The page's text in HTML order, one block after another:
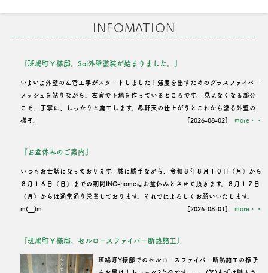
INFOMATION
『斑鳩町Ｙ様邸。Soi外壁塗装が始まりました。』
いよいよ外壁の左官工事がスタートしました！強度を出すためのグラスファイバー
メッシュを貼りながら、左官で下地を作っているところです。 見えなくなる部分
こそ、丁寧に、しっかりと施工します。💪軒天の仕上がりとこれから塗る外壁の
様子。 [2026-08-02] more・・
『お盆休みのご案内』
いつもお世話になっております。誠に勝手ながら、令和８年８月１０日（月）から
８月１６日（日）までの期間ING-homeはお盆休みとさせて頂きます。８月１７日
（月）からは通常通り営業しております。それではよろしくお願いいたします。
m(__)m [2026-08-01] more・・
『斑鳩町Ｙ様邸。セルロースファイバー断熱施工』
班鳩町Y様邸でのセルロースファイバー断熱施工の様子